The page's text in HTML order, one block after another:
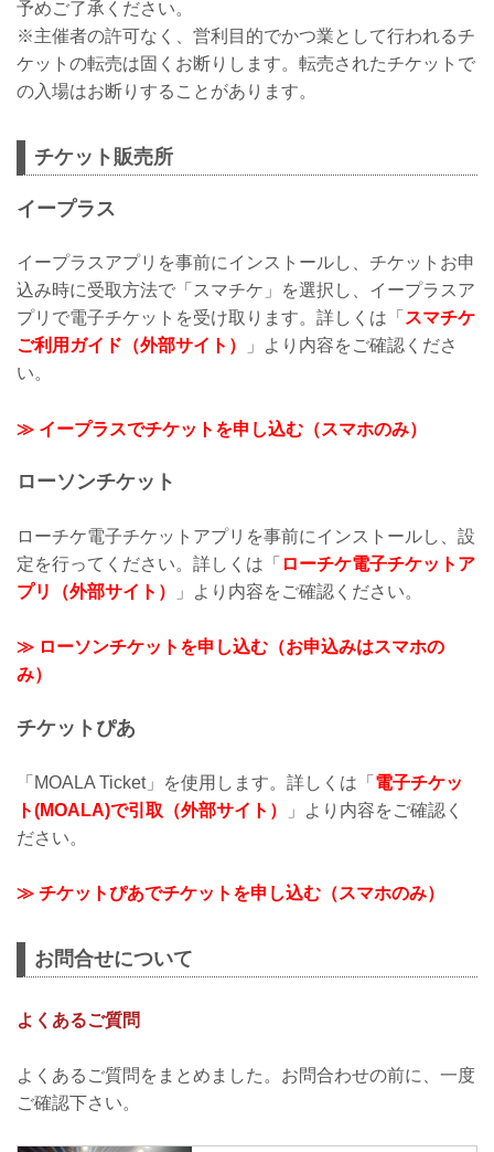
予めご了承ください。
※主催者の許可なく、営利目的でかつ業として行われるチ
ケットの転売は固くお断りします。転売されたチケットで
の入場はお断りすることがあります。
チケット販売所
イープラス
イープラスアプリを事前にインストールし、チケットお申
込み時に受取方法で「スマチケ」を選択し、イープラスア
プリで電子チケットを受け取ります。詳しくは「 スマチケ
ご利用ガイド（外部サイト）
」より内容をご確認くださ
い。
≫ イープラスでチケットを申し込む（スマホのみ）
ローソンチケット
ローチケ電子チケットアプリを事前にインストールし、設
定を行ってください。詳しくは「 ローチケ電子チケットア
プリ（外部サイト）
」より内容をご確認ください。
≫ ローソンチケットを申し込む（お申込みはスマホの
み）
チケットぴあ
「MOALA Ticket」を使用します。詳しくは「 電子チケッ
ト(MOALA)で引取（外部サイト）
」より内容をご確認く
ださい。
≫ チケットぴあでチケットを申し込む（スマホのみ）
お問合せについて
よくあるご質問
よくあるご質問をまとめました。お問合わせの前に、一度
ご確認下さい。